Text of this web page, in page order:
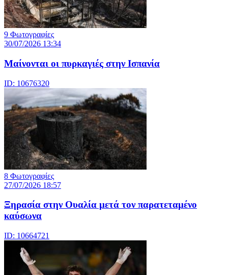
9 Φωτογραφίες
30/07/2026 13:34
Μαίνονται οι πυρκαγιές στην Ισπανία
ID: 10676320
8 Φωτογραφίες
27/07/2026 18:57
Ξηρασία στην Ουαλία μετά τον παρατεταμένο
καύσωνα
ID: 10664721